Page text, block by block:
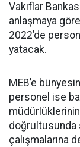
Vakıflar
anlaşmaya
2022’de
yatacak.
MEB’e
personel ise
doğrultusunda
çalışmalarına